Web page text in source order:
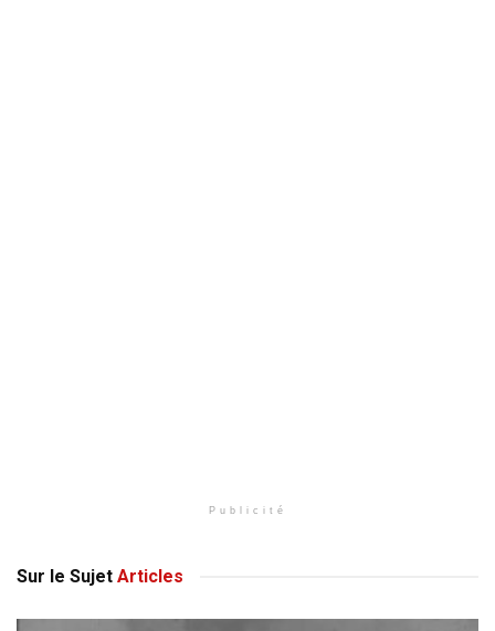
Publicité
Sur le Sujet Articles